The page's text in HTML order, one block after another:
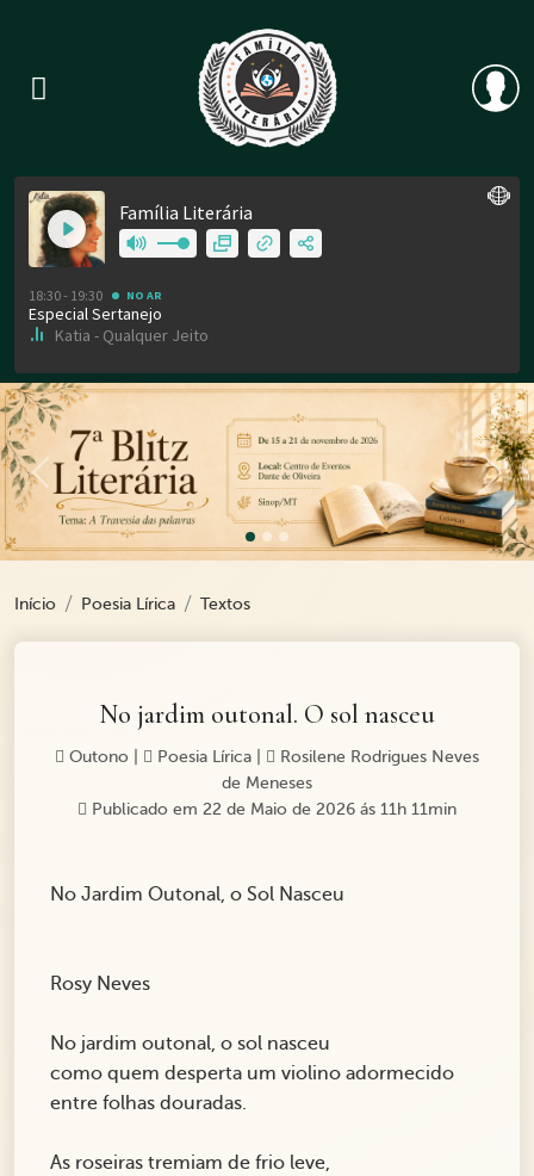
Previous
Início Poesia Lírica Textos
No jardim outonal. O sol nasceu
Outono Poesia Lírica
Rosilene Rodrigues Neves
de Meneses
Publicado em 22 de Maio de 2026 ás 11h 11min
No Jardim Outonal, o Sol Nasceu
Rosy Neves
No jardim outonal, o sol nasceu
como quem desperta um violino adormecido
entre folhas douradas.
As roseiras tremiam de frio leve,